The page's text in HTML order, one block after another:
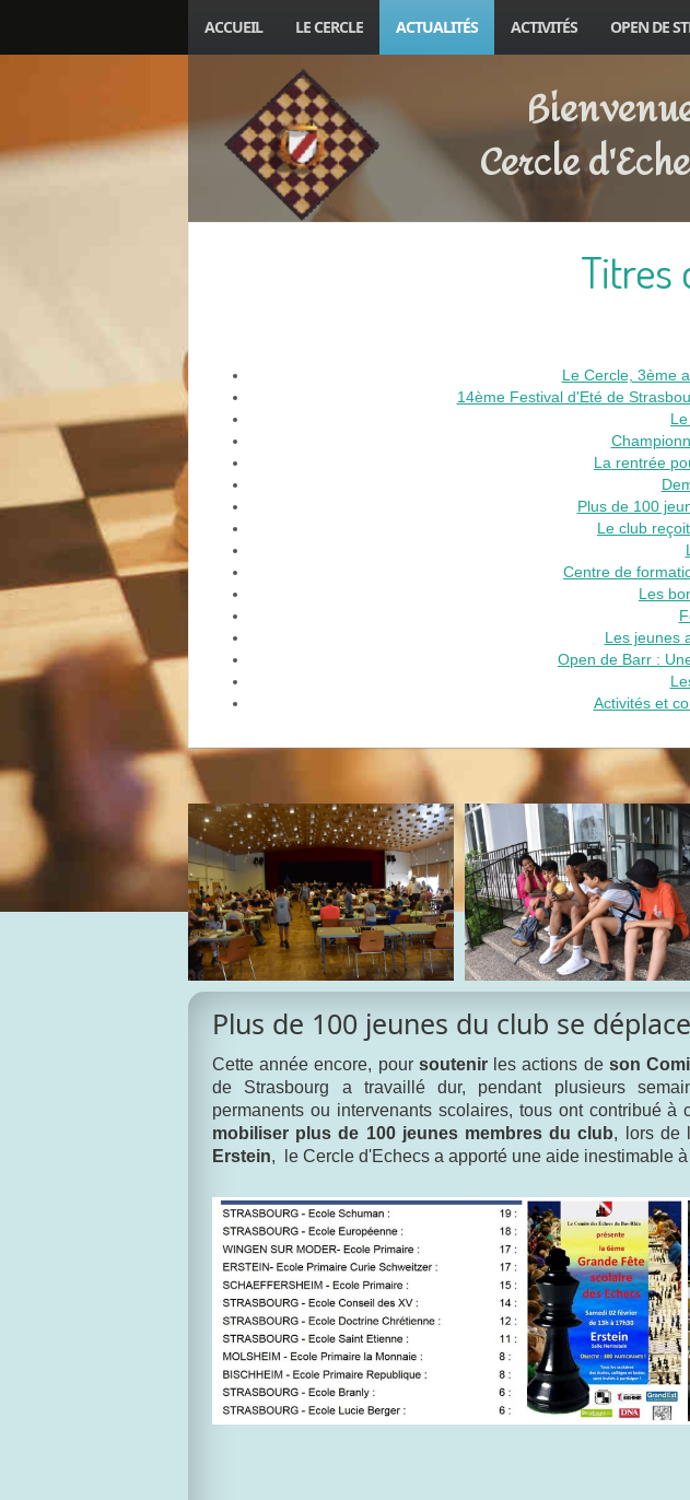
ACCUEIL LE CERCLE ACTUALITÉS ACTIVITÉS OPEN DE
Cercle
Titres
Le Cercle, 3ème
14ème Festival d'Eté de
La rentrée
Plus de 100
Le club
Centre de
Les
Les jeunes
Open de Barr :
Activités et
Plus de 100 jeunes du club se
Cette année encore, pour soutenirles actions de son
de Strasbourg a travaillé dur, pendant plusieurs
permanents ou intervenants scolaires, tous ont contribué à
mobiliser plus de 100 jeunes membres du club, lors de
Erstein, le Cercle d'Echecs a apporté une aide inestimable